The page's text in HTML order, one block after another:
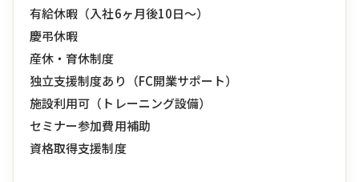
有給休暇（入社6ヶ月後10日〜）
慶弔休暇
産休・育休制度
独立支援制度あり（FC開業サポート）
施設利用可（トレーニング設備）
セミナー参加費用補助
資格取得支援制度